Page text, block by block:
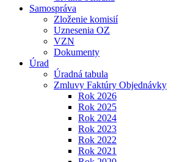
Samospráva
Zloženie komisií
Uznesenia OZ
VZN
Dokumenty
Úrad
Úradná tabula
Zmluvy Faktúry Objednávky
Rok 2026
Rok 2025
Rok 2024
Rok 2023
Rok 2022
Rok 2021